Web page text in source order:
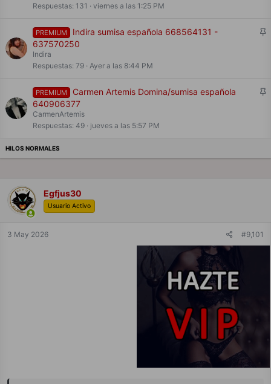
o
Respuestas 131 viernes a las 1:25 PM
F
o
PREMIUM
Indira sumisa española 668564131 -
637570250
Indira
Respuestas 79 Ayer a las 8:44 PM
F
PREMIUM
Carmen Artemis Domina/sumisa española
640906377
CarmenArtemis
Respuestas 49 jueves a las 5:57 PM
Egfjus30
Usuario Activo
3 May 2026 #9,101